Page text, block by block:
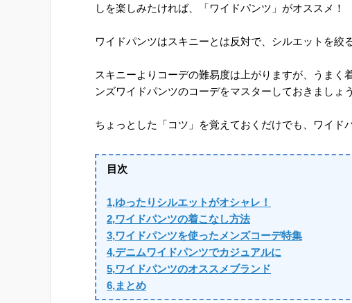
しを楽しみたければ、「ワイドパンツ」がオススメ！
ワイドパンツはスキニーとは反対で、シルエットを絞
スキニーよりコーデの難易度は上がりますが、うまく
ンズワイドパンツのコーデをマスターしておきましょう
ちょっとした「コツ」を覚えておくだけでも、ワイド
目次
1,ゆったりシルエットがオシャレ！
2,ワイドパンツの着こなし方法
3,ワイドパンツを使ったメンズコーデ特集
4,デニムワイドパンツでカジュアルに
5,ワイドパンツのオススメブランド
6,まとめ